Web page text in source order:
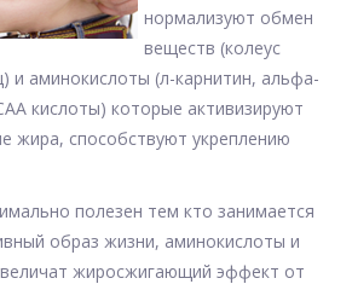
нормализуют обмен
веществ (колеус
и аминокислоты (л-карнитин, альфа-
кислоты) которые активизируют
жира, способствуют укреплению
полезен тем кто занимается
образ жизни, аминокислоты и
жиросжигающий эффект от